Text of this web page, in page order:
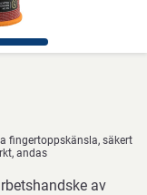
fingertoppskänsla, säkert
andas
av